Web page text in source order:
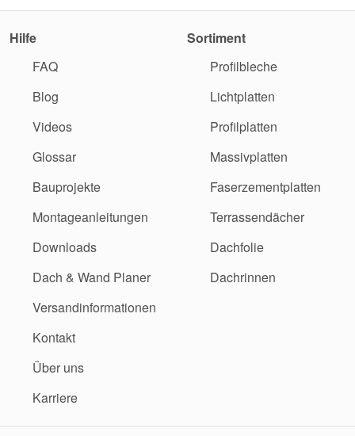
Hilfe
FAQ
Blog
Videos
Glossar
Bauprojekte
Montageanleitungen
Downloads
Dach & Wand Planer
Versandinformationen
Kontakt
Über uns
Karriere
Sortiment
Profilbleche
Lichtplatten
Profilplatten
Massivplatten
Faserzementplatten
Terrassendächer
Dachfolie
Dachrinnen